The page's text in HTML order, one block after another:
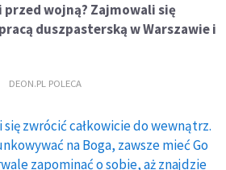
przed wojną? Zajmowali się
duszpasterską w Warszawie i
DEON.PL POLECA
się zwrócić całkowicie do wewnątrz.
na Boga, zawsze mieć Go
zapominać o sobie, aż znajdzie